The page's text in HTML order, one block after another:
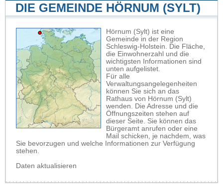
DIE GEMEINDE HÖRNUM (SYLT)
Hörnum (Sylt) ist eine
Gemeinde in der Region
Schleswig-Holstein. Die Fläche,
die Einwohnerzahl und die
wichtigsten Informationen sind
unten aufgelistet.
Für alle
Verwaltungsangelegenheiten
können Sie sich an das
Rathaus von Hörnum (Sylt)
wenden. Die Adresse und die
Öffnungszeiten stehen auf
dieser Seite. Sie können das
Bürgeramt anrufen oder eine
Mail schicken, je nachdem, was
Sie bevorzugen und welche Informationen zur Verfügung
stehen.
Daten aktualisieren